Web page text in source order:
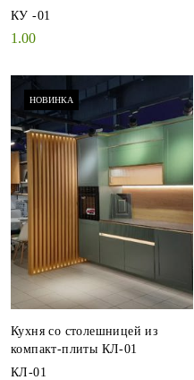
КУ -01
1.00
НОВИНКА
Кухня со столешницей из
компакт-плиты КЛ-01
КЛ-01